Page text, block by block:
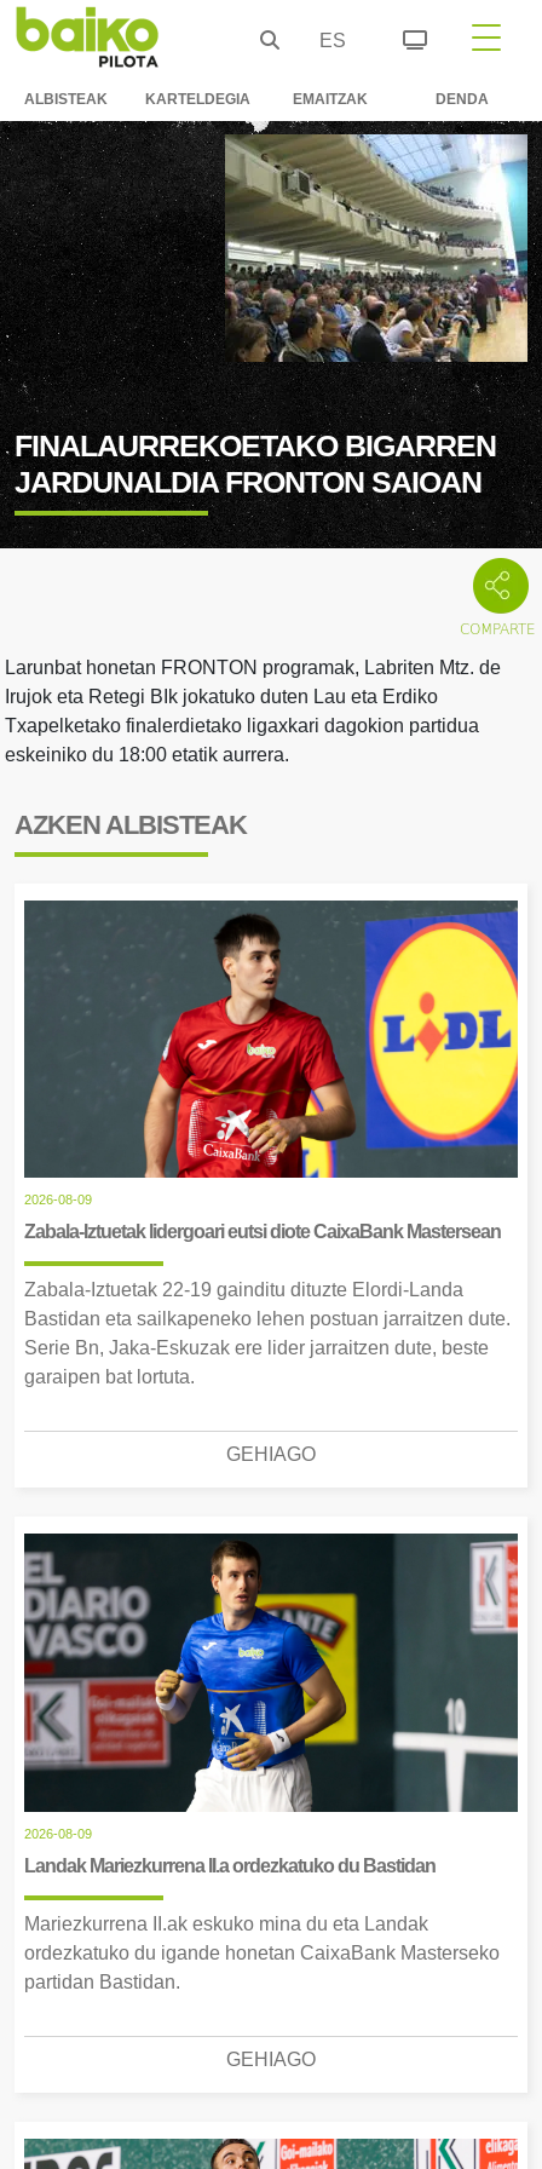
ES
ALBISTEAK KARTELDEGIA EMAITZAK DENDA
FINALAURREKOETAKO BIGARREN
JARDUNALDIA FRONTON SAIOAN
Larunbat honetan FRONTON programak, Labriten Mtz. de
Irujok eta Retegi BIk jokatuko duten Lau eta Erdiko
Txapelketako finalerdietako ligaxkari dagokion partidua
eskeiniko du 18:00 etatik aurrera.
AZKEN ALBISTEAK
2026-08-09
Zabala-Iztuetak lidergoari eutsi diote CaixaBank Mastersean
Zabala-Iztuetak 22-19 gainditu dituzte Elordi-Landa
Bastidan eta sailkapeneko lehen postuan jarraitzen dute.
Serie Bn, Jaka-Eskuzak ere lider jarraitzen dute, beste
garaipen bat lortuta.
GEHIAGO
2026-08-09
Landak Mariezkurrena II.a ordezkatuko du Bastidan
Mariezkurrena II.ak eskuko mina du eta Landak
ordezkatuko du igande honetan CaixaBank Masterseko
partidan Bastidan.
GEHIAGO